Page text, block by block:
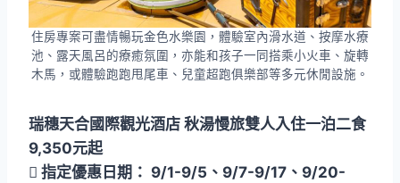
住房專案可盡情暢玩金色水樂園，體驗室內滑水道、按摩水療
池、露天風呂的療癒氛圍，亦能和孩子一同搭乘小火車、旋轉
木馬，或體驗跑跑甩尾車、兒童超跑俱樂部等多元休閒設施。
瑞穗天合國際觀光酒店 秋湯慢旅雙人入住一泊二食
9,350元起
 指定優惠日期： 9/1-9/5、9/7-9/17、9/20-